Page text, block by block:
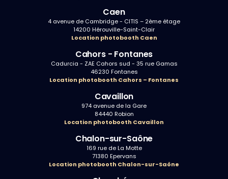
Caen
4 avenue de Cambridge - CITIS – 2ème étage
14200 Hérouville-Saint-Clair
Location photobooth Caen
Cahors - Fontanes
Cadurcia - ZAE Cahors sud - 35 rue Gamas
46230 Fontanes
Location photobooth Cahors – Fontanes
Cavaillon
974 avenue de la Gare
84440 Robion
Location photobooth Cavaillon
Chalon-sur-Saône
169 rue de La Motte
71380 Epervans
Location photobooth Chalon-sur-Saône